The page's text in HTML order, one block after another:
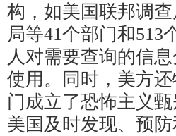
构，如美国联邦调
局等41个部门和513
人对需要查询的信
使用。同时，美方
门成立了恐怖主义
美国及时发现、预